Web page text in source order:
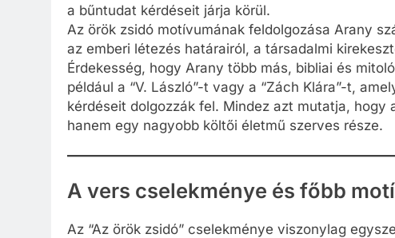
a bűntudat kérdéseit járja körül.
Az örök zsidó motívumának feldolgozása Arany
az emberi létezés határairól, a társadalmi
Érdekesség, hogy Arany több más, bibliai és
például a “V. László”-t vagy a “Zách Klára”-t,
kérdéseit dolgozzák fel. Mindez azt mutatja, hogy
hanem egy nagyobb költői életmű szerves része.
A vers cselekménye és főbb
Az “Az örök zsidó” cselekménye viszonylag